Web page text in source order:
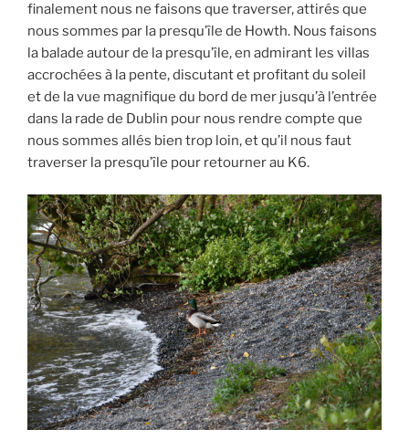
finalement nous ne faisons que traverser, attirés que
nous sommes par la presqu’île de Howth. Nous faisons
la balade autour de la presqu’île, en admirant les villas
accrochées à la pente, discutant et profitant du soleil
et de la vue magnifique du bord de mer jusqu’à l’entrée
dans la rade de Dublin pour nous rendre compte que
nous sommes allés bien trop loin, et qu’il nous faut
traverser la presqu’île pour retourner au K6.